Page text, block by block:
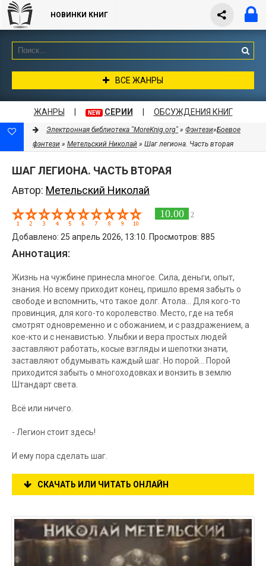
НОВИНКИ КНИГ
ВСЕ ЖАНРЫ
ЖАНРЫ NEW СЕРИИ ОБСУЖДЕНИЯ КНИГ
Электронная библиотека "MoreKnig.org" » Фэнтези»Боевое
фэнтези » Метельский Николай » Шаг легиона. Часть вторая
ШАГ ЛЕГИОНА. ЧАСТЬ ВТОРАЯ
Автор: Метельский Николай
10.00 2
Добавлено: 25 апрель 2026, 13:10. Просмотров: 885
Аннотация:
Жизнь на чужбине принесла многое. Сила, деньги, опыт,
знания. Но всему приходит конец, пришло время забыть о
свободе и вспомнить, что такое долг. Атола... Для кого-то
провинция, для кого-то королевство. Место, где на тебя
смотрят одновременно и с обожанием, и с раздражением, а
кое-кто и с ненавистью. Улыбки и вера простых людей
заставляют работать, косые взгляды и шепотки знати,
заставляют обдумывать каждый шаг. Но порой... Порой
приходится забыть о многоходовках и вонзить в землю
Штандарт света.
Всё или ничего.
- Легион стоит здесь!
И ему пора сделать шаг.
СКАЧАТЬ ИЛИ ЧИТАТЬ ОНЛАЙН